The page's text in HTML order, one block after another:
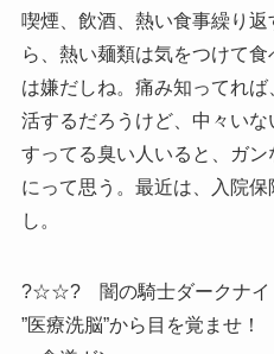
喫煙、飲酒、熱い食事繰り
ら、熱い麺類は気をつけて
は嫌だしね。痛み知ってれ
活するだろうけど、中々い
すってる臭い人いると、ガ
にって思う。最近は、入院
し。
?☆☆? 闇の騎士ダークナ
”医療洗脳”から目を覚ませ！